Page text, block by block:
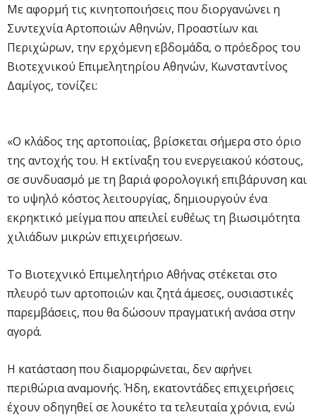
Με αφορμή τις κινητοποιήσεις που διοργανώνει η
Συντεχνία Αρτοποιών Αθηνών, Προαστίων και
Περιχώρων, την ερχόμενη εβδομάδα, ο πρόεδρος του
Βιοτεχνικού Επιμελητηρίου Αθηνών, Κωνσταντίνος
Δαμίγος, τονίζει:
«Ο κλάδος της αρτοποιίας, βρίσκεται σήμερα στο όριο
της αντοχής του. Η εκτίναξη του ενεργειακού κόστους,
σε συνδυασμό με τη βαριά φορολογική επιβάρυνση και
το υψηλό κόστος λειτουργίας, δημιουργούν ένα
εκρηκτικό μείγμα που απειλεί ευθέως τη βιωσιμότητα
χιλιάδων μικρών επιχειρήσεων.
Το Βιοτεχνικό Επιμελητήριο Αθήνας στέκεται στο
πλευρό των αρτοποιών και ζητά άμεσες, ουσιαστικές
παρεμβάσεις, που θα δώσουν πραγματική ανάσα στην
αγορά.
Η κατάσταση που διαμορφώνεται, δεν αφήνει
περιθώρια αναμονής. Ήδη, εκατοντάδες επιχειρήσεις
έχουν οδηγηθεί σε λουκέτο τα τελευταία χρόνια, ενώ